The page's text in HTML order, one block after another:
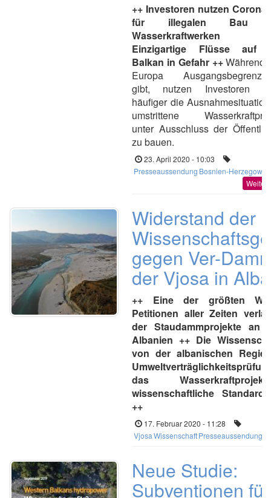
++ Investoren nutzen
für illegalen Bau
Wasserkraftwerken
Einzigartige Flüsse auf
Balkan in Gefahr ++ Während
Europa
gibt, nutzen Investoren
häufiger die
umstrittene
unter Ausschluss der
zu bauen.
23. April 2020 - 10:03
Presseaussendung Bosnien-
Widerstand der
gegen Ver-
der Vjosa in
++ Eine der größten
Petitionen aller Zeiten
der Staudammprojekte an
Albanien ++ Die
von der albanischen
das
wissenschaftliche
++
17. Februar 2020 - 11:28
VjosaWissenschaftPresseaussendung
Neue Studie:
Subventionen für